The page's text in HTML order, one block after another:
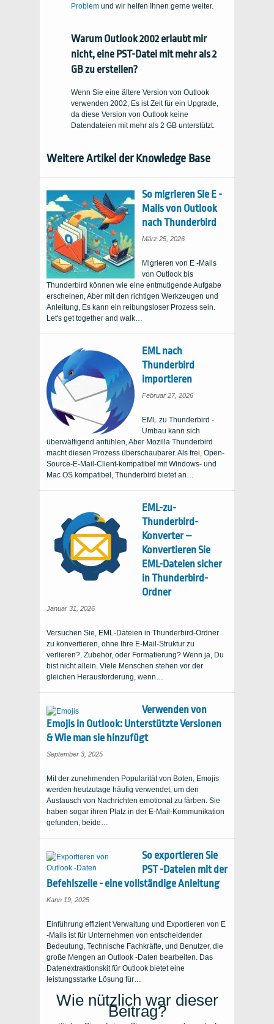
Problem und wir helfen Ihnen gerne weiter.
Warum Outlook 2002 erlaubt mir
nicht, eine PST-Datei mit mehr als 2
GB zu erstellen?
Wenn Sie eine ältere Version von Outlook
verwenden 2002, Es ist Zeit für ein Upgrade,
da diese Version von Outlook keine
Datendateien mit mehr als 2 GB unterstützt.
Weitere Artikel der Knowledge Base
So migrieren Sie E -
Mails von Outlook
nach Thunderbird
März 25, 2026
Migrieren von E -Mails
von Outlook bis
Thunderbird können wie eine entmutigende Aufgabe
erscheinen, Aber mit den richtigen Werkzeugen und
Anleitung, Es kann ein reibungsloser Prozess sein.
Let's get together and walk…
EML nach
Thunderbird
importieren
Februar 27, 2026
EML zu Thunderbird -
Umbau kann sich
überwältigend anfühlen, Aber Mozilla Thunderbird
macht diesen Prozess überschaubarer. Als frei, Open-
Source-E-Mail-Client-kompatibel mit Windows- und
Mac OS kompatibel, Thunderbird bietet an…
EML-zu-
Thunderbird-
Konverter –
Konvertieren Sie
EML-Dateien sicher
in Thunderbird-
Ordner
Januar 31, 2026
Versuchen Sie, EML-Dateien in Thunderbird-Ordner
zu konvertieren, ohne Ihre E-Mail-Struktur zu
verlieren?, Zubehör, oder Formatierung? Wenn ja, Du
bist nicht allein. Viele Menschen stehen vor der
gleichen Herausforderung, wenn…
Verwenden von
Emojis in Outlook: Unterstützte Versionen
& Wie man sie hinzufügt
September 3, 2025
Mit der zunehmenden Popularität von Boten, Emojis
werden heutzutage häufig verwendet, um den
Austausch von Nachrichten emotional zu färben. Sie
haben sogar ihren Platz in der E-Mail-Kommunikation
gefunden, beide…
So exportieren Sie
PST -Dateien mit der
Befehlszeile - eine vollständige Anleitung
Kann 19, 2025
Einführung effizient Verwaltung und Exportieren von E
-Mails ist für Unternehmen von entscheidender
Bedeutung, Technische Fachkräfte, und Benutzer, die
große Mengen an Outlook -Daten bearbeiten. Das
Datenextraktionskit für Outlook bietet eine
leistungsstarke Lösung für…
Wie nützlich war dieser
Beitrag?